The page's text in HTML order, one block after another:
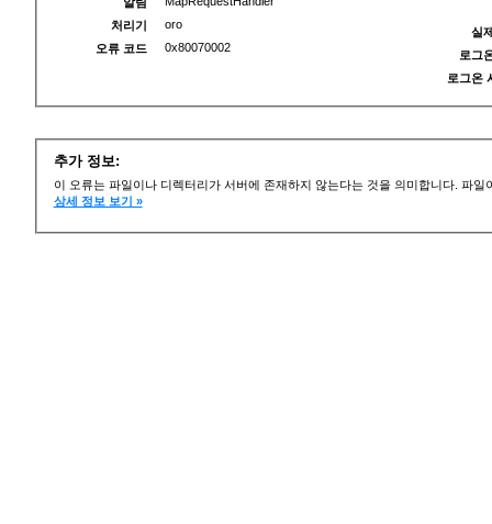
처리기
oro
오류 코드
0x80070002
실
로그
로그온
추가 정보:
이 오류는 파일이나 디렉터리가 서버에 존재하지 않는다는 것을 의미합니다. 파
상세 정보 보기 »